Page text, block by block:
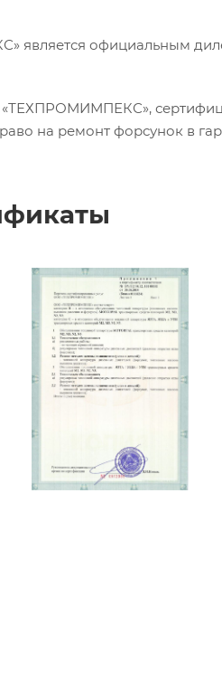
является официальным
на ремонт форсунок в